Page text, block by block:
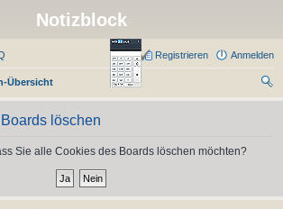
Notizblock
Anmelden
Registrieren
Übersicht
uc
löschen
Sie alle Cookies des Boards löschen möchten?